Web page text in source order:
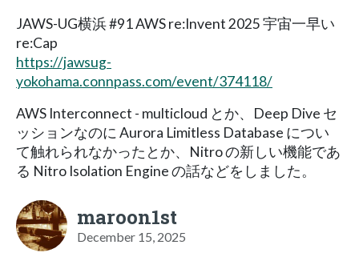
JAWS-UG横浜 #91 AWS re:Invent 2025 宇宙一早い
re:Cap
https://jawsug-
yokohama.connpass.com/event/374118/
AWS Interconnect - multicloud とか、Deep Dive セ
ッションなのに Aurora Limitless Database につい
て触れられなかったとか、Nitro の新しい機能であ
る Nitro Isolation Engine の話などをしました。
maroon1st
December 15, 2025